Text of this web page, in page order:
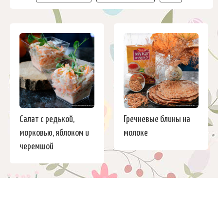
Салат с редькой,
морковью, яблоком и
черемшой
Гречневые блины на
молоке